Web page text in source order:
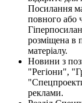
Посилання
повного або
розміщена в
матеріалу.
Новини з
"Регіони",
реклами.